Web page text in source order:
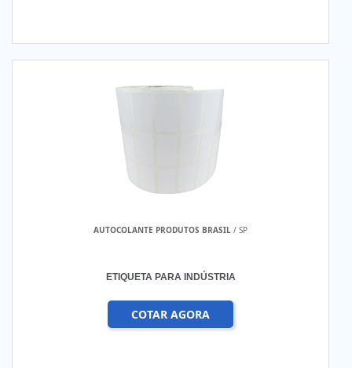
AUTOCOLANTE PRODUTOS BRASIL / SP
ETIQUETA PARA INDÚSTRIA
COTAR AGORA